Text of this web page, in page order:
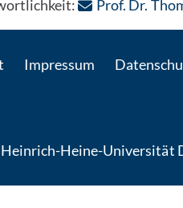
Prof. Dr.
Impressum
Heine-Universität